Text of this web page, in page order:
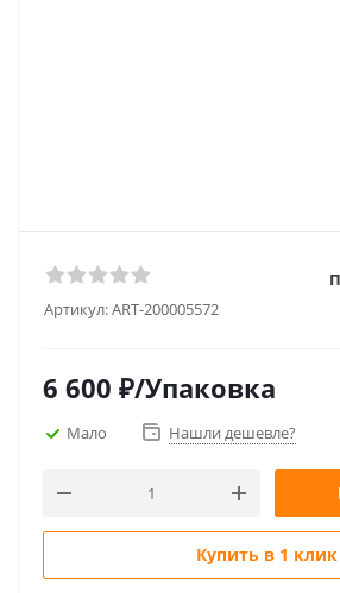
Артикул:ART-200005572
6 600 ₽/Упаковка
Мало Нашли дешевле?
Купить в 1 клик